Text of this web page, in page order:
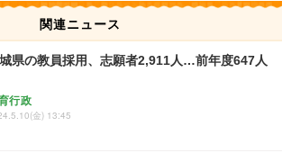
関連ニュース
県の教員採用、志願者2,911人…前年度647人
行政
金) 13:45